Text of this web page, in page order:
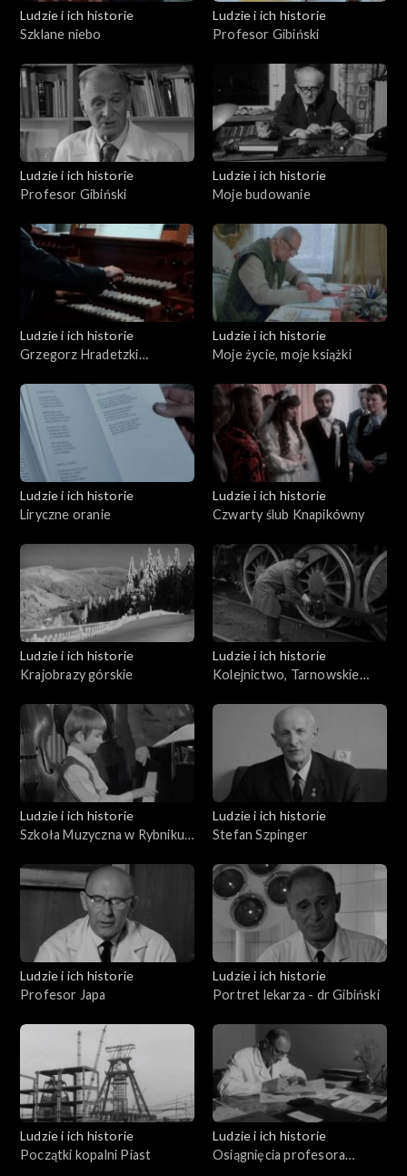
Ludzie i ich historie
Szklane niebo
Ludzie i ich historie
Profesor Gibiński
Ludzie i ich historie
Profesor Gibiński
Ludzie i ich historie
Moje budowanie
Ludzie i ich historie
Grzegorz Hradetzki
Ludzie i ich historie
Moje życie, moje książki
Ludzie i ich historie
Liryczne oranie
Ludzie i ich historie
Czwarty ślub Knapikówny
Ludzie i ich historie
Krajobrazy górskie
Ludzie i ich historie
Kolejnictwo, Tarnowskie
Ludzie i ich historie
Szkoła Muzyczna w Rybniku
Szafranków
Ludzie i ich historie
Stefan Szpinger
Ludzie i ich historie
Profesor Japa
Ludzie i ich historie
Portret lekarza - dr Gibiński
Ludzie i ich historie
Początki kopalni Piast
Ludzie i ich historie
Osiągnięcia profesora